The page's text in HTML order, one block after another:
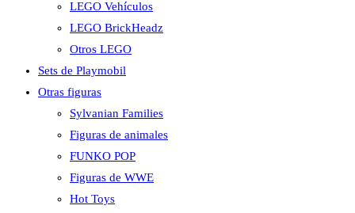
LEGO Vehículos
LEGO BrickHeadz
Otros LEGO
Sets de Playmobil
Otras figuras
Sylvanian Families
Figuras de animales
FUNKO POP
Figuras de WWE
Hot Toys